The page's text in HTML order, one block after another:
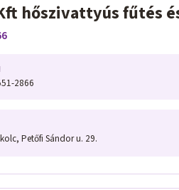
hőszivattyús fűtés
2866
Petőfi Sándor u. 29.